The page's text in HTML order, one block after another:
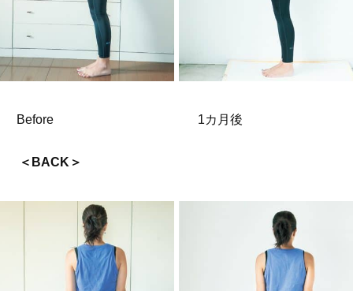
Before 1カ月後
＜BACK＞